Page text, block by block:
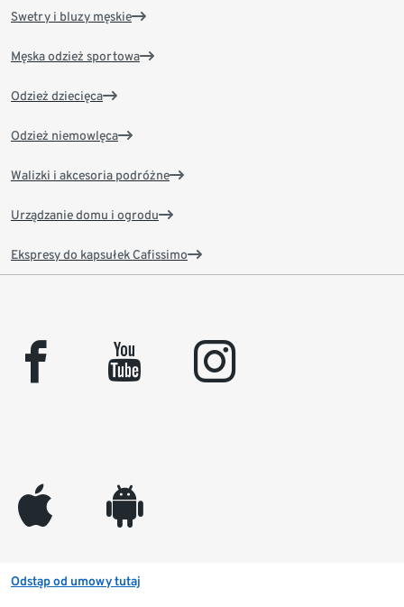
Swetry i bluzy męskie
Męska odzież sportowa
Odzież dziecięca
Odzież niemowlęca
Walizki i akcesoria podróżne
Urządzanie domu i ogrodu
Ekspresy do kapsułek Cafissimo
facebook youtube instagram
appleinc android
Odstąp od umowy tutaj